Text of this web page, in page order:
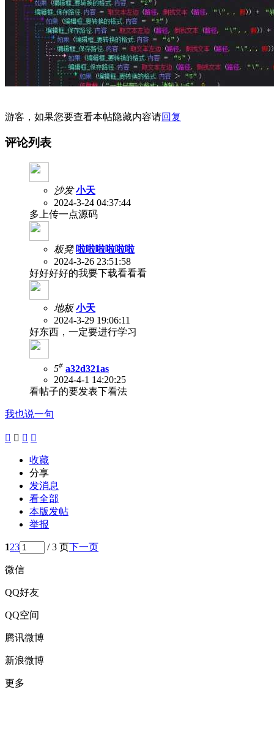
游客，如果您要查看本帖隐藏内容请回复
评论列表
沙发 小天
2024-3-24 04:37:44
多上传一点源码
板凳 啦啦啦啦啦啦
2024-3-26 23:51:58
好好好好的我要下载看看看
地板 小天
2024-3-29 19:06:11
好东西，一定要进行学习
5# a32d321as
2024-4-1 14:20:25
看帖子的要发表下看法
我也说一句
   
收藏
分享
发消息
看全部
本版发帖
举报
123 / 3 页下一页
微信
QQ好友
QQ空间
腾讯微博
新浪微博
更多